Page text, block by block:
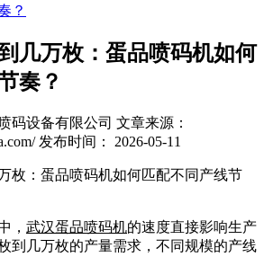
？
几万枚：蛋品喷码机如何
奏？
码设备有限公司 文章来源：
发布时间： 2026-05-11
， 武汉蛋品喷码机的速度直接影响生产
到几万枚的产量需求，不同规模的产线